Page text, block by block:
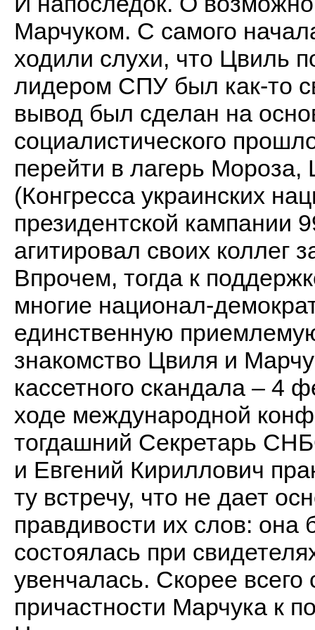
Марчуком. С самого
ходили слухи, что Цвиль
лидером СПУ был как-то
вывод был сделан на
социалистического
перейти в лагерь
(Конгресса украинских
президентской кампании
агитировал своих коллег
Впрочем, тогда к
многие национал-
единственную
знакомство Цвиля и
кассетного скандала – 4
ходе международной
тогдашний Секретарь
и Евгений Кириллович
ту встречу, что не дает
правдивости их слов: она
состоялась при
увенчалась. Скорее
причастности Марчука к